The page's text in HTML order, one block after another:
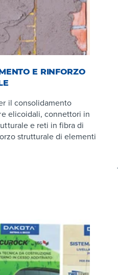
E RINFORZO
il consolidamento
elicoidali, connettori in
e reti in fibra di
strutturale di elementi